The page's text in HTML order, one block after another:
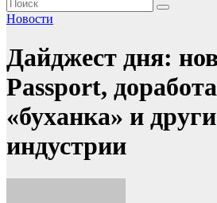
Новости
Дайджест дня:
Passport,
«буханка» и
индустрии